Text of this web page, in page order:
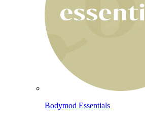
Bodymod Essentials